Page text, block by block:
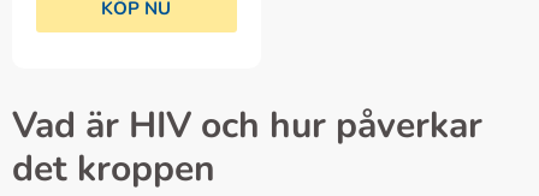
KÖP NU
Vad är HIV och hur påverkar
det kroppen